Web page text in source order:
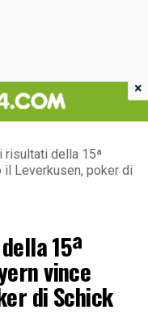
risultati della 15ª
Leverkusen, poker di
15ª
vince
di Schick
×